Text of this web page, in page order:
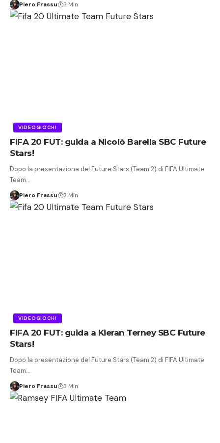
Piero Frassu 3 Min
VIDEOGIOCHI
FIFA 20 FUT: guida a Nicolò Barella SBC Future
Stars!
Dopo la presentazione del Future Stars (Team 2) di FIFA Ultimate
Team…
Piero Frassu 2 Min
VIDEOGIOCHI
FIFA 20 FUT: guida a Kieran Terney SBC Future
Stars!
Dopo la presentazione del Future Stars (Team 2) di FIFA Ultimate
Team…
Piero Frassu 3 Min